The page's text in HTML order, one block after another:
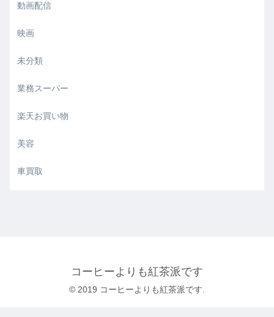
動画配信
映画
未分類
業務スーパー
楽天お買い物
美容
車買取
コーヒーよりも紅茶派です
© 2019 コーヒーよりも紅茶派です.